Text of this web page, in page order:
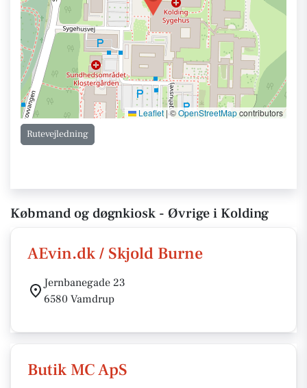
Leaflet |©OpenStreetMapcontributors
Rutevejledning
Købmand og døgnkiosk - Øvrige i Kolding
AEvin.dk / Skjold Burne
Jernbanegade 23
6580 Vamdrup
Butik MC ApS